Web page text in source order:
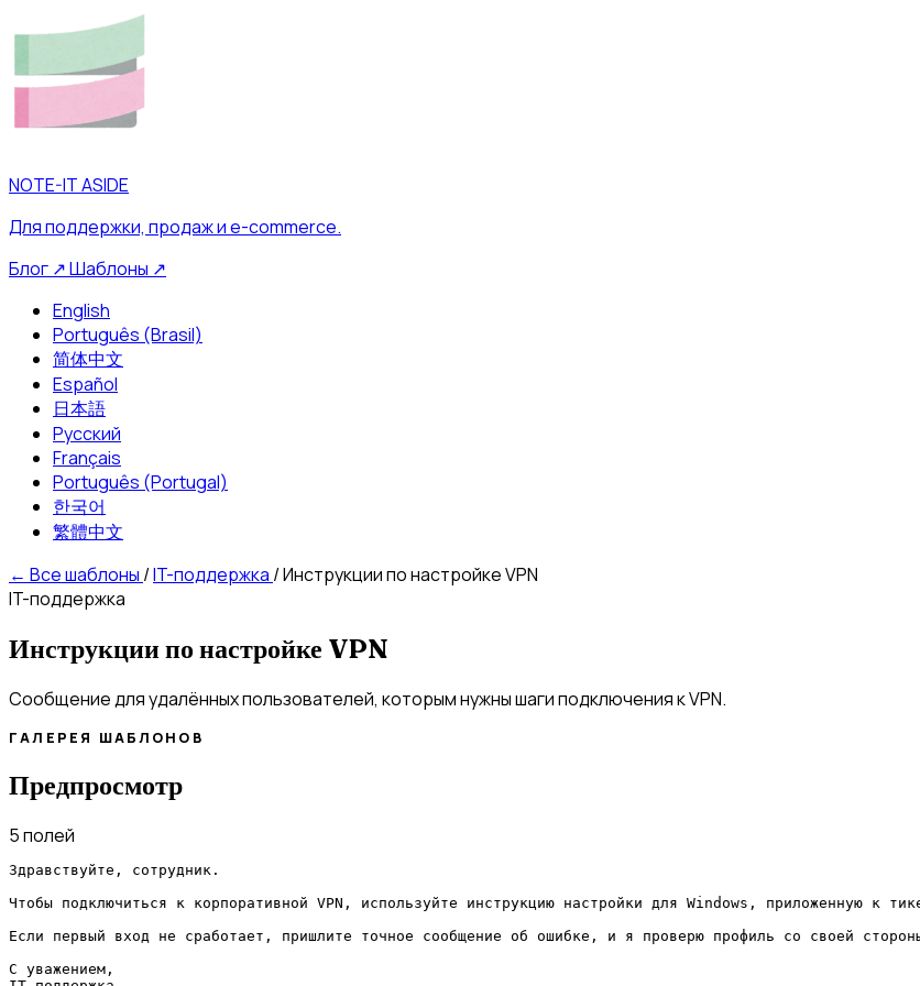
NOTE-IT ASIDE
Для поддержки, продаж и e-commerce.
Блог ↗Шаблоны ↗
English
Português (Brasil)
简体中文
Español
日本語
Русский
Français
Português (Portugal)
한국어
繁體中文
← Все шаблоны /IT-поддержка /Инструкции по настройке VPN
IT-поддержка
Инструкции по настройке VPN
Сообщение для удалённых пользователей, которым нужны шаги подключения к VPN.
ГАЛЕРЕЯ ШАБЛОНОВ
Предпросмотр
5 полей
Здравствуйте, сотрудник.
Чтобы подключиться к корпоративной VPN, используйте инструкцию настройки для Windows, приложенную к
Если первый вход не сработает, пришлите точное сообщение об ошибке, и я проверю профиль со своей
С уважением,